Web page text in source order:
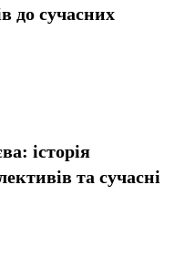
до сучасних
історія
та сучасні